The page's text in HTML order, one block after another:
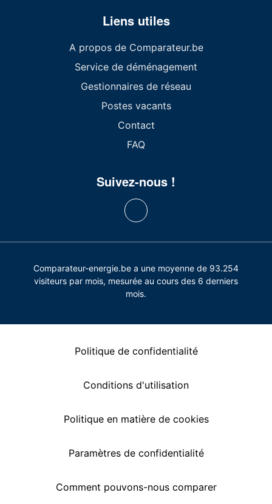
Liens utiles
A propos de Comparateur.be
Service de déménagement
Gestionnaires de réseau
Postes vacants
Contact
FAQ
Suivez-nous !
Comparateur-energie.be a une moyenne de 93.254
visiteurs par mois, mesurée au cours des 6 derniers
mois.
Politique de confidentialité
Conditions d'utilisation
Politique en matière de cookies
Paramètres de confidentialité
Comment pouvons-nous comparer